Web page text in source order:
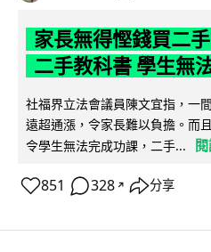
家長無得慳錢買二
二手教科書 學生無
社福界立法會議員陳文宜指，一
遠超通漲，令家長難以負擔。而
令學生無法完成功課，二手...
851 328 ↗ 分享